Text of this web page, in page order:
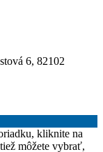
6, 82102
kliknite na
môžete vybrať,